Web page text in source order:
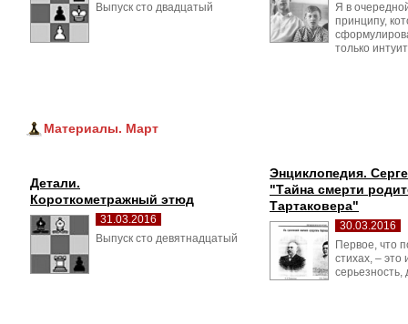
Выпуск сто двадцатый
Я в
принципу,
только
Материалы. Март
Детали.
Короткометражный этюд
31.03.2016
Выпуск сто девятнадцатый
Энциклопедия.
"Тайна смерти
Тартаковера"
30.03.2016
Первое, что
стихах, – это
серьезность,